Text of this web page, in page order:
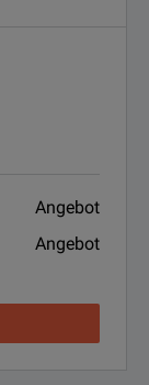
Angebot
Angebot